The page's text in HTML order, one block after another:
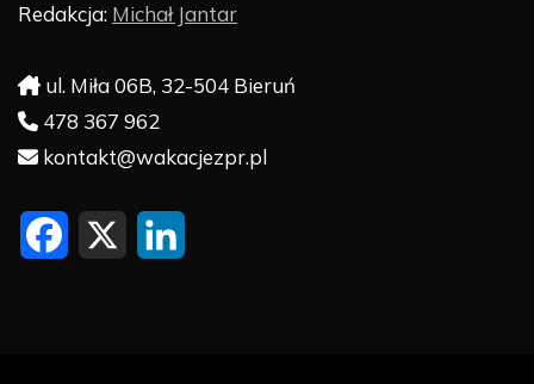
Redakcja: Michał Jantar
ul. Miła 06B, 32-504 Bieruń
478 367 962
kontakt@wakacjezpr.pl
F X